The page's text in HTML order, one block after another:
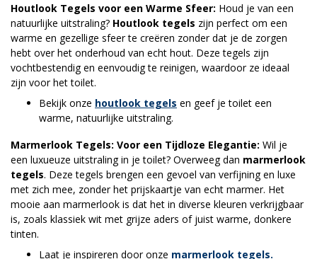
Houtlook Tegels voor een Warme Sfeer: Houd je van een
natuurlijke uitstraling? Houtlook tegels zijn perfect om een
warme en gezellige sfeer te creëren zonder dat je de zorgen
hebt over het onderhoud van echt hout. Deze tegels zijn
vochtbestendig en eenvoudig te reinigen, waardoor ze ideaal
zijn voor het toilet.
Bekijk onze houtlook tegels en geef je toilet een
warme, natuurlijke uitstraling.
Marmerlook Tegels: Voor een Tijdloze Elegantie: Wil je
een luxueuze uitstraling in je toilet? Overweeg dan marmerlook
tegels. Deze tegels brengen een gevoel van verfijning en luxe
met zich mee, zonder het prijskaartje van echt marmer. Het
mooie aan marmerlook is dat het in diverse kleuren verkrijgbaar
is, zoals klassiek wit met grijze aders of juist warme, donkere
tinten.
Laat je inspireren door onze marmerlook tegels.